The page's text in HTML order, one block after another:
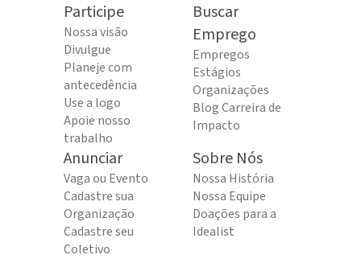
Participe
Nossa visão
Divulgue
Planeje com
antecedência
Use a logo
Apoie nosso
trabalho
Buscar
Emprego
Empregos
Estágios
Organizações
Blog Carreira de
Impacto
Anunciar
Vaga ou Evento
Cadastre sua
Organização
Cadastre seu
Coletivo
Sobre Nós
Nossa História
Nossa Equipe
Doações para a
Idealist